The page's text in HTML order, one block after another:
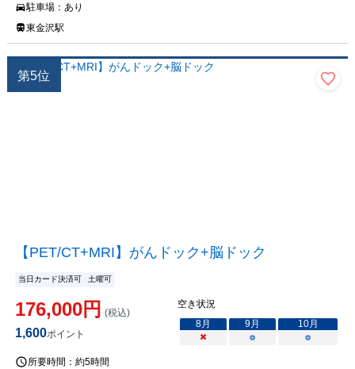
駐車場： あり
東金沢駅
第5位
【PET/CT+MRI】がんドック+脳ドック
当日カード決済可 土曜可
176,000円 (税込)
1,600ポイント
空き状況
8月 9月 10月
×
○ ○
所要時間： 約5時間